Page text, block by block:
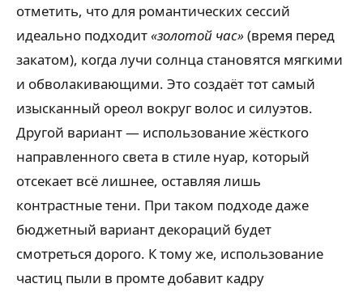
отметить, что для романтических сессий
идеально подходит«золотой час»(время перед
закатом), когда лучи солнца становятся мягкими
и обволакивающими. Это создаёт тот самый
изысканный ореол вокруг волос и силуэтов.
Другой вариант — использование жёсткого
направленного света в стиле нуар, который
отсекает всё лишнее, оставляя лишь
контрастные тени. При таком подходе даже
бюджетный вариант декораций будет
смотреться дорого. К тому же, использование
частиц пыли в промте добавит кадру